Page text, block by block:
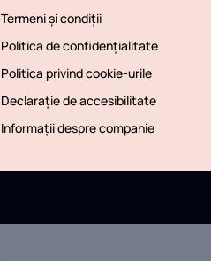
Termeni și condiții
Politica de confidențialitate
Politica privind cookie-urile
Declarație de accesibilitate
Informații despre companie